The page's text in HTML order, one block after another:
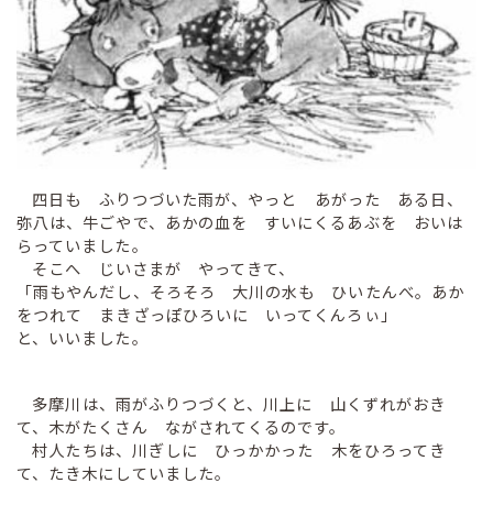
四日も ふりつづいた雨が、やっと あがった ある日、
弥八は、牛ごやで、あかの血を すいにくるあぶを おいは
らっていました。
そこへ じいさまが やってきて、
「雨もやんだし、そろそろ 大川の水も ひいたんべ。あか
をつれて まきざっぽひろいに いってくんろぃ」
と、いいました。
多摩川は、雨がふりつづくと、川上に 山くずれがおき
て、木がたくさん ながされてくるのです。
村人たちは、川ぎしに ひっかかった 木をひろってき
て、たき木にしていました。